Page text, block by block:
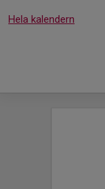
Hela kalendern